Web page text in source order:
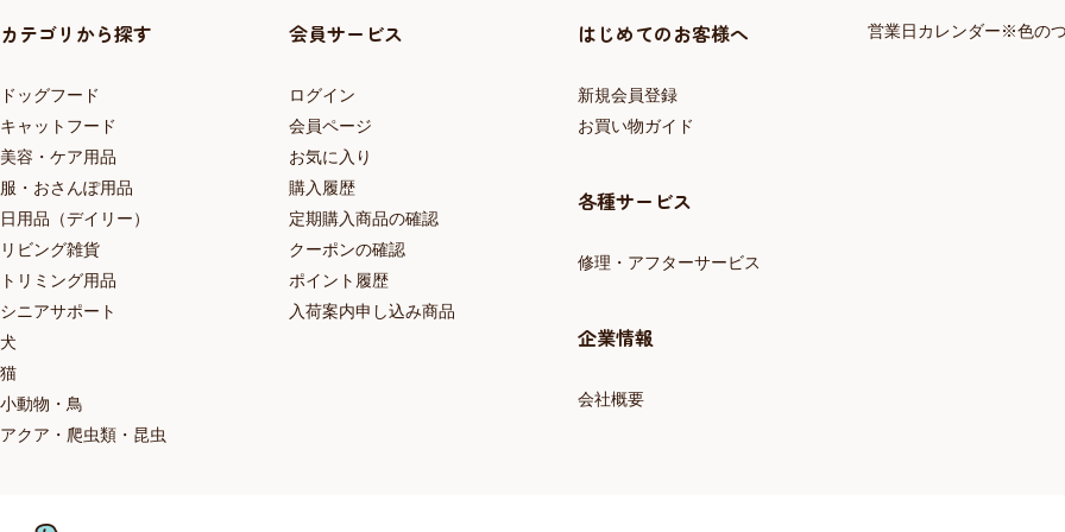
カテゴリから探す
ドッグフード
キャットフード
美容・ケア用品
服・おさんぽ用品
日用品（デイリー）
リビング雑貨
トリミング用品
シニアサポート
犬
猫
小動物・鳥
アクア・爬虫類・昆虫
会員サービス
ログイン
会員ページ
お気に入り
購入履歴
定期購入商品の確認
クーポンの確認
ポイント履歴
入荷案内申し込み商品
はじめてのお客様へ
新規会員登録
お買い物ガイド
各種サービス
修理・アフターサービス
企業情報
会社概要
営業日カレンダー※色の